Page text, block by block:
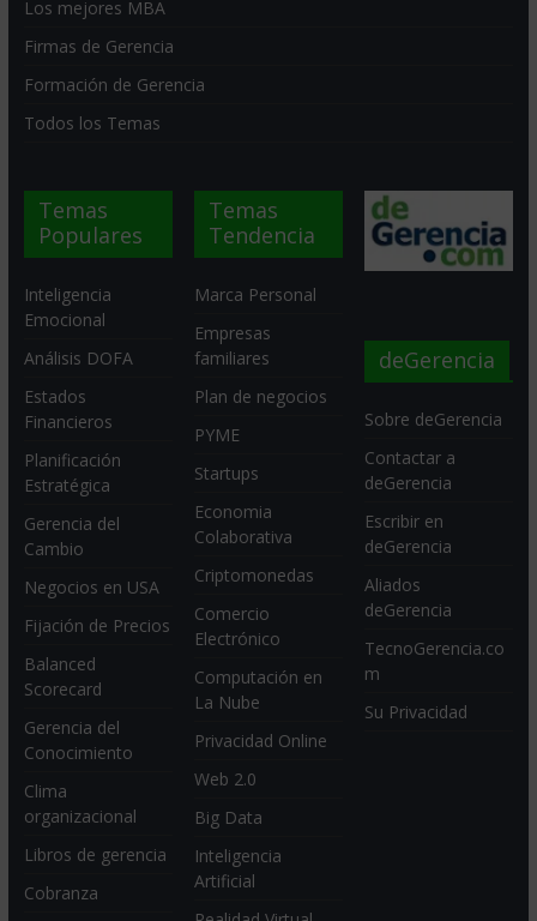
Los mejores MBA
Firmas de Gerencia
Formación de Gerencia
Todos los Temas
Temas
Populares
Inteligencia
Emocional
Análisis DOFA
Estados
Financieros
Planificación
Estratégica
Gerencia del
Cambio
Negocios en USA
Fijación de Precios
Balanced
Scorecard
Gerencia del
Conocimiento
Clima
organizacional
Libros de gerencia
Cobranza
Temas
Tendencia
Marca Personal
Empresas
familiares
Plan de negocios
PYME
Startups
Economia
Colaborativa
Criptomonedas
Comercio
Electrónico
Computación en
La Nube
Privacidad Online
Web 2.0
Big Data
Inteligencia
Artificial
deGerencia
Sobre deGerencia
Contactar a
deGerencia
Escribir en
deGerencia
Aliados
deGerencia
TecnoGerencia.co
m
Su Privacidad